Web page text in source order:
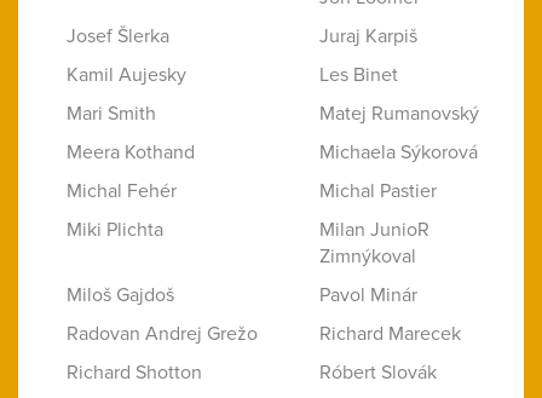
Josef Šlerka
Juraj Karpiš
Kamil Aujesky
Les Binet
Mari Smith
Matej Rumanovský
Meera Kothand
Michaela Sýkorová
Michal Fehér
Michal Pastier
Miki Plichta
Milan JunioR
Zimnýkoval
Miloš Gajdoš
Pavol Minár
Radovan Andrej Grežo
Richard Marecek
Richard Shotton
Róbert Slovák